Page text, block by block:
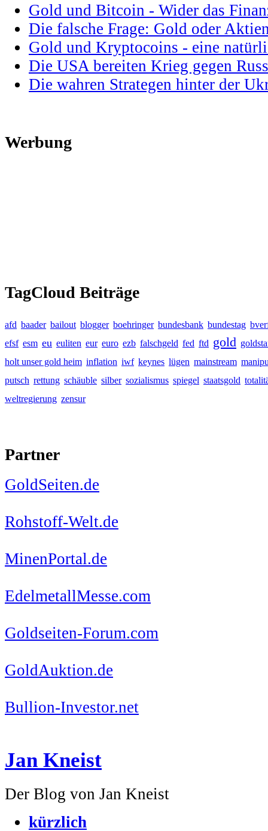
Gold und Bitcoin - Wider das
Die falsche Frage: Gold oder
Gold und Kryptocoins - eine
Die USA bereiten Krieg gegen
Die wahren Strategen hinter der
Werbung
TagCloud Beiträge
afd baader bailout blogger boehringer bundesbank bundestag
efsf esm eu euliten eur euro ezb falschgeld fed ftd gold
holt unser gold heim inflation iwf keynes lügen mainstream
putsch rettung schäuble silber sozialismus spiegel staatsgold
weltregierung zensur
Partner
GoldSeiten.de
Rohstoff-Welt.de
MinenPortal.de
EdelmetallMesse.com
Goldseiten-Forum.com
GoldAuktion.de
Bullion-Investor.net
Jan Kneist
Der Blog von Jan Kneist
kürzlich